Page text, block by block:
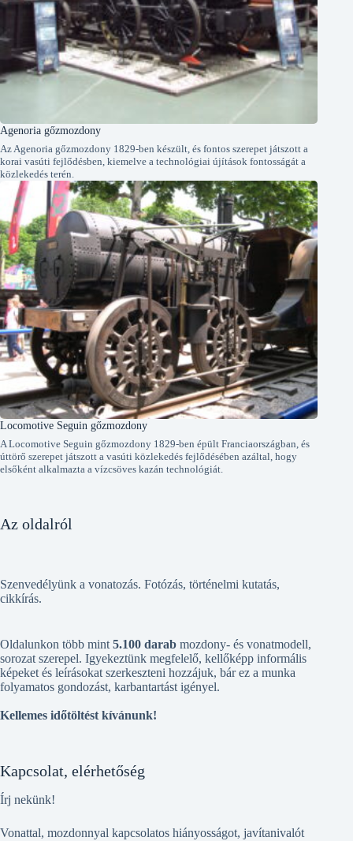
Agenoria gőzmozdony
Az Agenoria gőzmozdony 1829-ben készült, és fontos szerepet játszott a
korai vasúti fejlődésben, kiemelve a technológiai újítások fontosságát a
közlekedés terén.
Locomotive Seguin gőzmozdony
A Locomotive Seguin gőzmozdony 1829-ben épült Franciaországban, és
úttörő szerepet játszott a vasúti közlekedés fejlődésében azáltal, hogy
elsőként alkalmazta a vízcsöves kazán technológiát.
Az oldalról
Szenvedélyünk a vonatozás. Fotózás, történelmi kutatás,
cikkírás.
Oldalunkon több mint 5.100 darab mozdony- és vonatmodell,
sorozat szerepel. Igyekeztünk megfelelő, kellőképp informális
képeket és leírásokat szerkeszteni hozzájuk, bár ez a munka
folyamatos gondozást, karbantartást igényel.
Kellemes időtöltést kívánunk!
Kapcsolat, elérhetőség
Írj nekünk!
Vonattal, mozdonnyal kapcsolatos hiányosságot, javítanivalót